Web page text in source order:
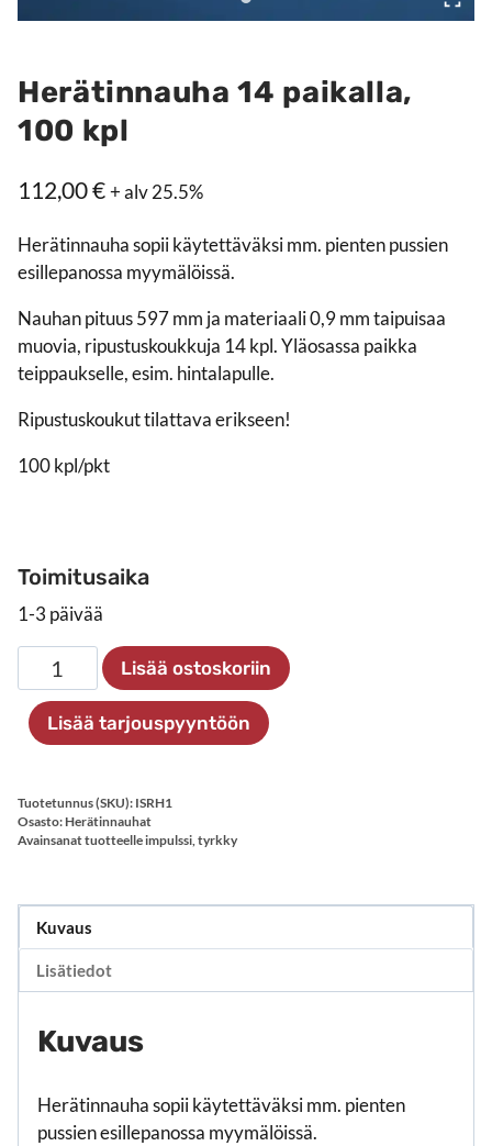
Herätinnauha 14 paikalla,
100 kpl
112,00€+ alv 25.5%
Herätinnauha sopii käytettäväksi mm. pienten pussien
esillepanossa myymälöissä.
Nauhan pituus 597 mm ja materiaali 0,9 mm taipuisaa
muovia, ripustuskoukkuja 14 kpl. Yläosassa paikka
teippaukselle, esim. hintalapulle.
Ripustuskoukut tilattava erikseen!
100 kpl/pkt
Toimitusaika
1-3 päivää
Herätinnauha
14
paikalla,
100
määrä
Lisää ostoskoriin
Lisää tarjouspyyntöön
Tuotetunnus (SKU): ISRH1
Osasto: Herätinnauhat
Avainsanat tuotteelleimpulssi,tyrkky
Kuvaus
Lisätiedot
Kuvaus
Herätinnauha sopii käytettäväksi mm. pienten
pussien esillepanossa myymälöissä.